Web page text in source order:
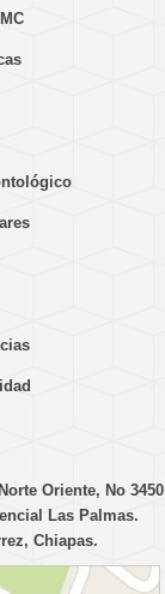
Oriente, No 3450
Las Palmas.
Chiapas.